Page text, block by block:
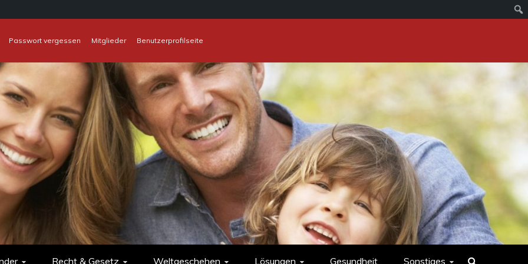
Passwort vergessen Mitglieder
Benutzerprofilseite
Recht & Gesetz Weltgeschehen Lösungen Gesundheit Sonstiges